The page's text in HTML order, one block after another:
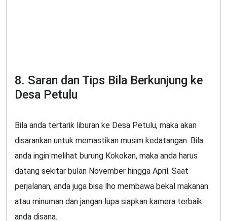
8. Saran dan Tips Bila Berkunjung ke
Desa Petulu
Bila anda tertarik liburan ke Desa Petulu, maka akan
disarankan untuk memastikan musim kedatangan. Bila
anda ingin melihat burung Kokokan, maka anda harus
datang sekitar bulan November hingga April. Saat
perjalanan, anda juga bisa lho membawa bekal makanan
atau minuman dan jangan lupa siapkan kamera terbaik
anda disana.